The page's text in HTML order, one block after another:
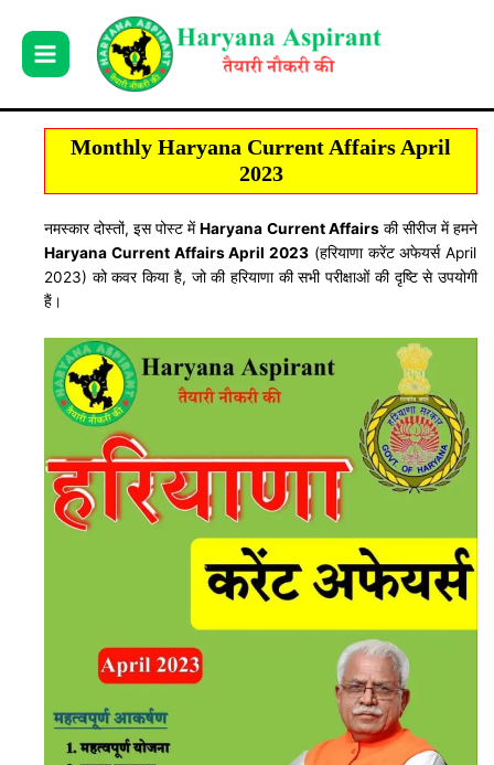
content
Monthly Haryana Current Affairs April
2023
नमस्कार दोस्तों, इस पोस्ट मेंHaryana Current Affairsकी सीरीज में हमने
Haryana Current Affairs April 2023 (हरियाणा करेंट अफेयर्स April
2023) को कवर किया है, जो की हरियाणा की सभी परीक्षाओं की दृष्टि से उपयोगी
हैं।